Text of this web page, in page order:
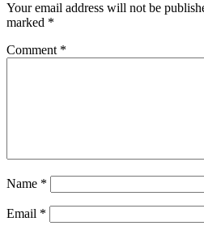
Your email address will not be
marked *
Comment *
Name *
Email *